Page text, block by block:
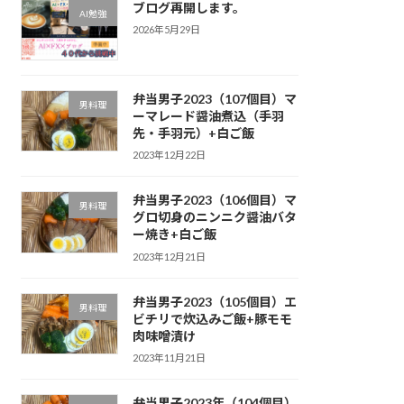
AI勉強 ブログ再開します。
2026年5月29日
男料理
弁当男子2023（107個目）マ
ーマレード醤油煮込（手羽
先・手羽元）+白ご飯
2023年12月22日
男料理
弁当男子2023（106個目）マ
グロ切身のニンニク醤油バタ
ー焼き+白ご飯
2023年12月21日
男料理
弁当男子2023（105個目）エ
ビチリで炊込みご飯+豚モモ
肉味噌漬け
2023年11月21日